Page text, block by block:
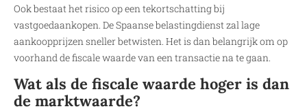
Ook bestaat het risico op een tekortschatting bij
vastgoedaankopen. De Spaanse belastingdienst zal lage
aankoopprijzen sneller betwisten. Het is dan belangrijk om op
voorhand de fiscale waarde van een transactie na te gaan.
Wat als de fiscale waarde hoger is dan
de marktwaarde?